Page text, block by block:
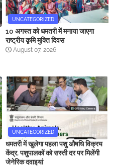
UNCATEGORIZED
10 अगस्त को धमतरी में मनाया जाएगा
राष्ट्रीय कृमि मुक्ति दिवस
August 07, 2026
UNCATEGORIZED
धमतरी में खुलेगा पहला पशु औषधि विक्रय
केंद्र, पशुपालकों को सस्ती दर पर मिलेंगी
जेनेरिक दवाइयां